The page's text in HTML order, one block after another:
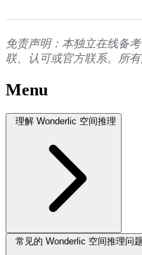
免责声明：本独立在线备
联、认可或官方联系。所
Menu
理解 Wonderlic 空间推理
常见的 Wonderlic 空间推理问